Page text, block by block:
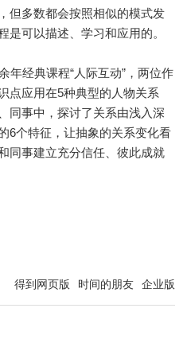
但多数都会按照相似的模式发
是可以描述、学习和应用的。
年经典课程“人际互动”，两位作
点应用在5种典型的人物关系
事中，探讨了关系由浅入深
6个特征，让抽象的关系变化看
同事建立充分信任、彼此成就
得到网页版 时间的朋友 企业版